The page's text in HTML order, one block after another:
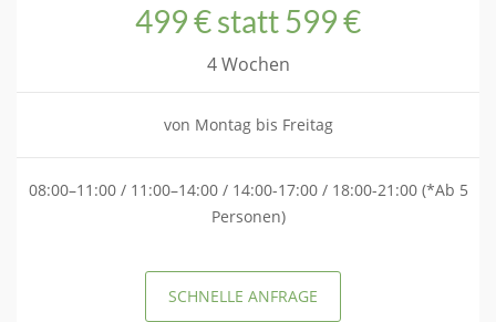
499 € statt 599 €
4 Wochen
von Montag bis Freitag
08:00–11:00 / 11:00–14:00 / 14:00-17:00 / 18:00-21:00 (*Ab 5
Personen)
SCHNELLE ANFRAGE